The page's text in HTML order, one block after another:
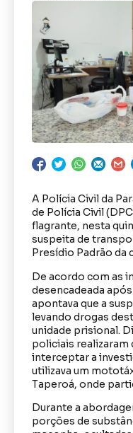
A Polícia Civil da
de Polícia Civil
flagrante, nesta
suspeita de
Presídio Padrão da
De acordo com as
desencadeada
apontava que a
levando drogas
unidade prisional.
policiais realizaram
interceptar a
utilizava um
Taperoá, onde
Durante a
porções de